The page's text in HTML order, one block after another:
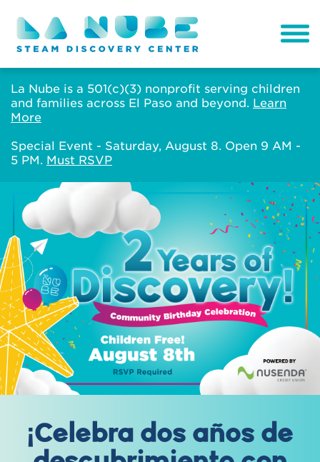
La Nube is a 501(c)(3) nonprofit serving children
and families across El Paso and beyond. Learn
More
Special Event - Saturday, August 8. Open 9 AM -
5 PM. Must RSVP
¡Celebra dos años de